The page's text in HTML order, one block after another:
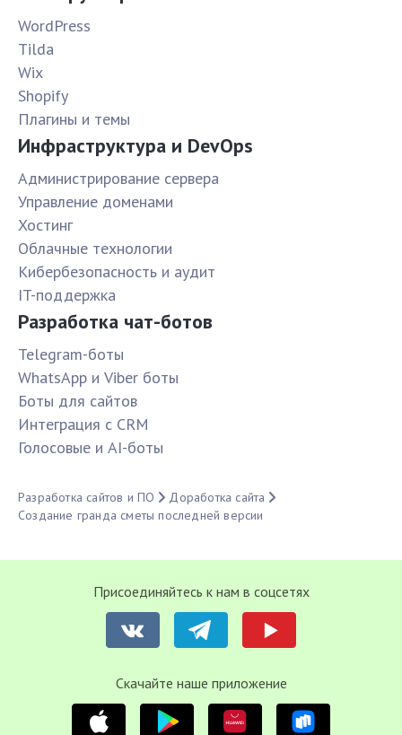
WordPress
Tilda
Wix
Shopify
Плагины и темы
Инфраструктура и DevOps
Администрирование сервера
Управление доменами
Хостинг
Облачные технологии
Кибербезопасность и аудит
IT-поддержка
Разработка чат-ботов
Telegram-боты
WhatsApp и Viber боты
Боты для сайтов
Интеграция с CRM
Голосовые и AI-боты
Разработка сайтов и ПО
Доработка сайта
Создание гранда сметы последней версии
Присоединяйтесь к нам в соцсетях
Cкачайте наше приложение